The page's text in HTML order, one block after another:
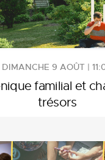
DIMANCHE 9 AOÛT |
familial et
trésors